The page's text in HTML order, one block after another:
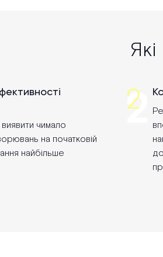
чимало
на початковій
найбільше
2
2